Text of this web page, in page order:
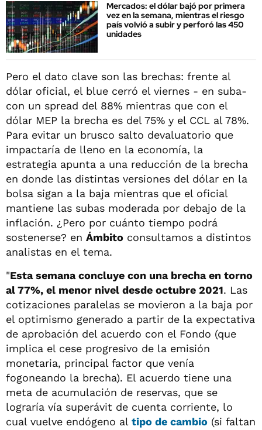
Mercados: el dólar bajó por primera
vez en la semana, mientras el riesgo
país volvió a subir y perforó las 450
unidades
Pero el dato clave son las brechas: frente al
dólar oficial, el blue cerró el viernes - en suba-
con un spread del 88% mientras que con el
dólar MEP la brecha es del 75% y el CCL al 78%.
Para evitar un brusco salto devaluatorio que
impactaría de lleno en la economía, la
estrategia apunta a una reducción de la brecha
en donde las distintas versiones del dólar en la
bolsa sigan a la baja mientras que el oficial
mantiene las subas moderada por debajo de la
inflación. ¿Pero por cuánto tiempo podrá
sostenerse? en Ámbito consultamos a distintos
analistas en el tema.
"Esta semana concluye con una brecha en torno
al 77%, el menor nivel desde octubre 2021. Las
cotizaciones paralelas se movieron a la baja por
el optimismo generado a partir de la expectativa
de aprobación del acuerdo con el Fondo (que
implica el cese progresivo de la emisión
monetaria, principal factor que venía
fogoneando la brecha). El acuerdo tiene una
meta de acumulación de reservas, que se
lograría vía superávit de cuenta corriente, lo
cual vuelve endógeno al tipo de cambio (si faltan